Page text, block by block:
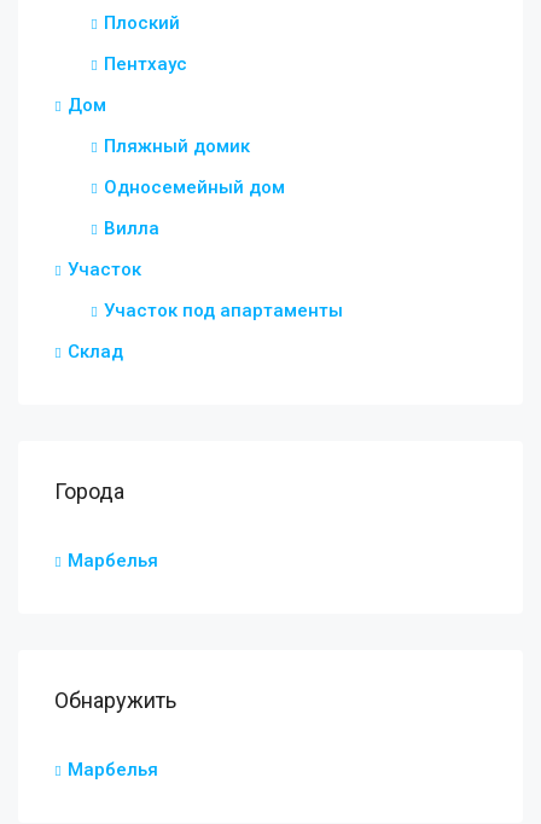
Плоский
Пентхаус
Дом
Пляжный домик
Односемейный дом
Вилла
Участок
Участок под апартаменты
Склад
Города
Марбелья
Обнаружить
Марбелья